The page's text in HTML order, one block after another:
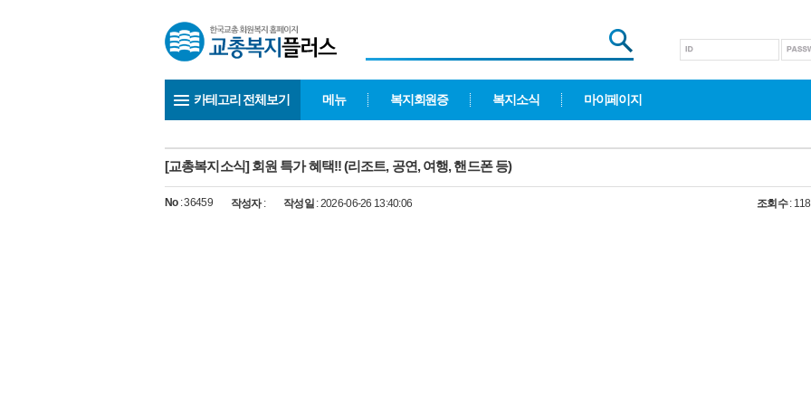
카테고리 전체보기 메뉴 복지회원증 복지소식 마이페이지
[교총복지소식] 회원 특가 혜택!! (리조트, 공연, 여행, 핸드폰 등)
No: 36459 작성자: 작성일 : 2026-06-26 13:40:06 조회수: